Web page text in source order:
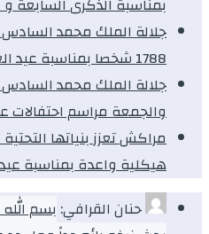
جلالة الملك محمد
1788 شخصا بمناسبة عيد العرش المجيد
جلالة الملك محمد
والجمعة مراسم احتفالات
مراكش تعزز بنياتها
هيكلية واعدة بمناسبة
حنان القرافي: بسم